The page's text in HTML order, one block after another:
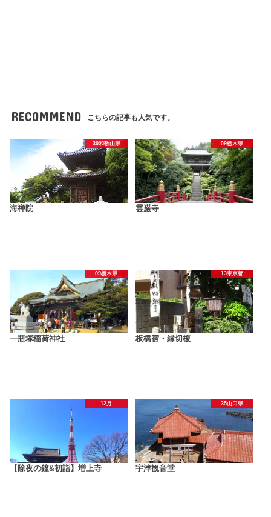
RECOMMEND こちらの記事も人気です。
30和歌山県
海禅院
09栃木県
雲巌寺
09栃木県
一瓶塚稲荷神社
13東京都
板橋宿・縁切榎
12月
【除夜の鐘&初詣】増上寺
35山口県
宇津観音堂